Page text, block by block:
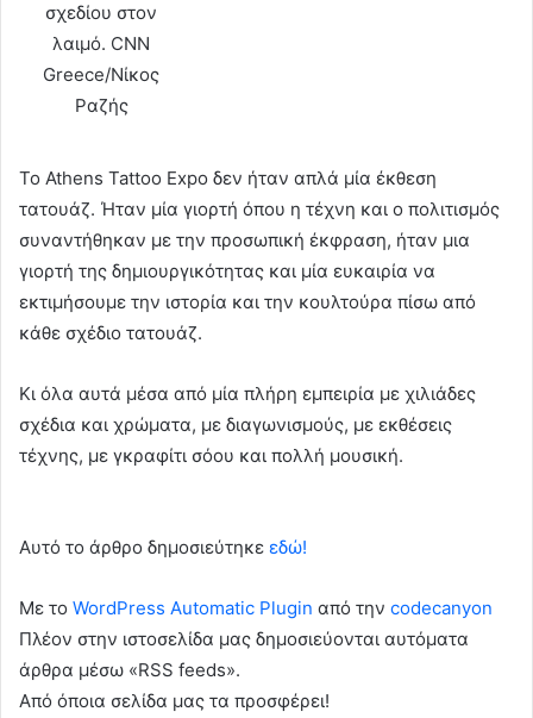
σχεδίου στον
λαιμό. CNN
Greece/Νίκος
Ραζής
Το Athens Tattoo Expo δεν ήταν απλά μία έκθεση
τατουάζ. Ήταν μία γιορτή όπου η τέχνη και ο πολιτισμός
συναντήθηκαν με την προσωπική έκφραση, ήταν μια
γιορτή της δημιουργικότητας και μία ευκαιρία να
εκτιμήσουμε την ιστορία και την κουλτούρα πίσω από
κάθε σχέδιο τατουάζ.
Κι όλα αυτά μέσα από μία πλήρη εμπειρία με χιλιάδες
σχέδια και χρώματα, με διαγωνισμούς, με εκθέσεις
τέχνης, με γκραφίτι σόου και πολλή μουσική.
Αυτό το άρθρο δημοσιεύτηκε εδώ!
Με το WordPress Automatic Plugin από την codecanyon
Πλέον στην ιστοσελίδα μας δημοσιεύονται αυτόματα
άρθρα μέσω «RSS feeds».
Από όποια σελίδα μας τα προσφέρει!